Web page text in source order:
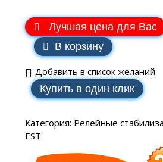
Лучшая цена для Вас
В корзину
Добавить в список желаний
Купить в один клик
Категория: Релейные
EST